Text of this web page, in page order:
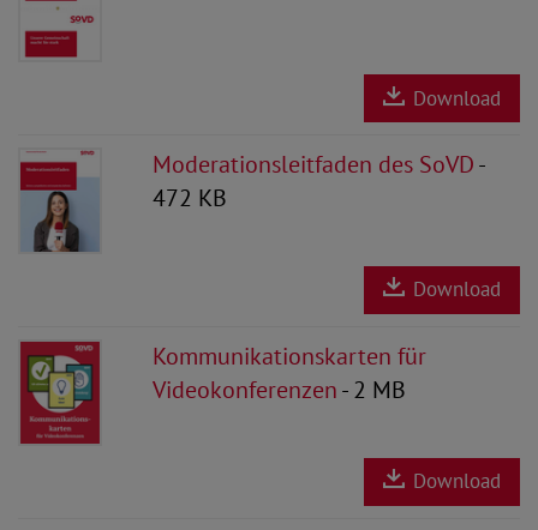
Download
Moderationsleitfaden des SoVD-
472 KB
Download
Kommunikationskarten für
Videokonferenzen- 2 MB
Download